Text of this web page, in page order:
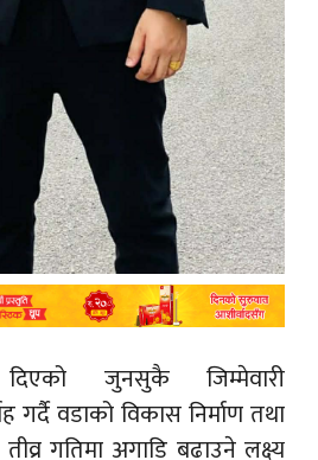
जुनसुकै जिम्मेवारी
गर्दै वडाको विकास निर्माण तथा
गतिमा अगाडि बढाउने लक्ष्य